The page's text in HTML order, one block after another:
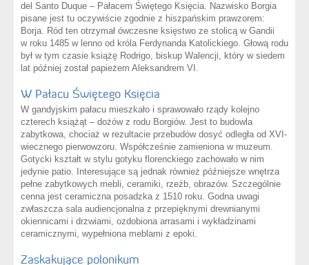
del Santo Duque – Pałacem Świętego Księcia. Nazwisko Borgia
pisane jest tu oczywiście zgodnie z hiszpańskim prawzorem:
Borja. Ród ten otrzymał ówczesne księstwo ze stolicą w Gandii
w roku 1485 w lenno od króla Ferdynanda Katolickiego. Głową rodu
był w tym czasie książę Rodrigo, biskup Walencji, który w siedem
lat później został papieżem Aleksandrem VI.
W Pałacu Świętego Księcia
W gandyjskim pałacu mieszkało i sprawowało rządy kolejno
czterech książąt – dożów z rodu Borgiów. Jest to budowla
zabytkowa, chociaż w rezultacie przebudów dosyć odległa od XVI-
wiecznego pierwowzoru. Współcześnie zamieniona w muzeum.
Gotycki kształt w stylu gotyku florenckiego zachowało w nim
jedynie patio. Interesujące są jednak również późniejsze wnętrza
pełne zabytkowych mebli, ceramiki, rzeźb, obrazów. Szczególnie
cenna jest ceramiczna posadzka z 1510 roku. Godna uwagi
zwłaszcza sala audiencjonalna z przepięknymi drewnianymi
okiennicami i drzwiami, ozdobiona arrasami i wykładzinami
ceramicznymi, wypełniona meblami z epoki.
Zaskakujące polonikum